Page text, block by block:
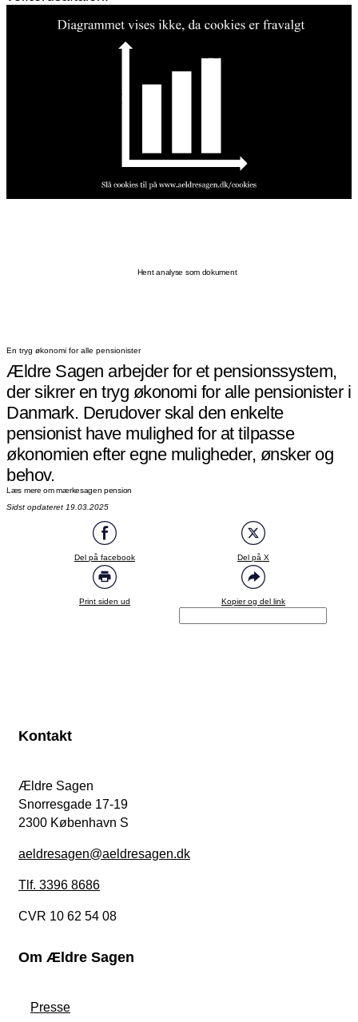
Hent analyse som dokument
En tryg økonomi for alle pensionister
Ældre Sagen arbejder for et pensionssystem,
der sikrer en tryg økonomi for alle pensionister i
Danmark. Derudover skal den enkelte
pensionist have mulighed for at tilpasse
økonomien efter egne muligheder, ønsker og
behov.
Læs mere om mærkesagen pension
Sidst opdateret 19.03.2025
Del på facebook Del på X
Print siden ud Kopier og del link
Kontakt
Ældre Sagen
Snorresgade 17-19
2300 København S
aeldresagen@aeldresagen.dk
Tlf. 3396 8686
CVR 10 62 54 08
Om Ældre Sagen
Presse